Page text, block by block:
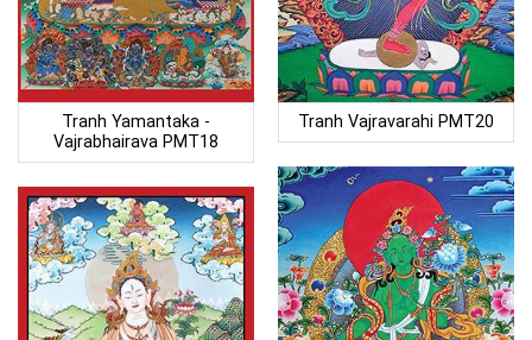
Tranh Yamantaka -
Vajrabhairava PMT18
Tranh Vajravarahi PMT20